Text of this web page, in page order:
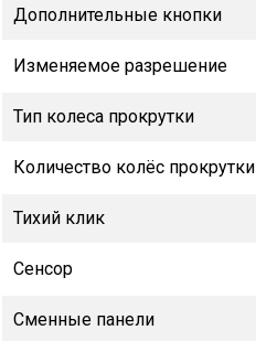
Дополнительные кнопки
Изменяемое разрешение
Тип колеса прокрутки
Количество колёс прокрутки
Тихий клик
Сенсор
Сменные панели